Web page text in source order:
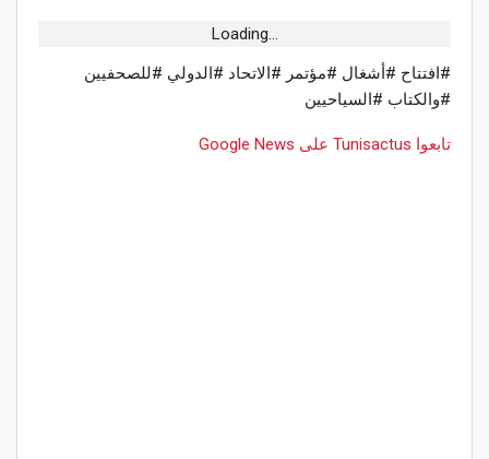
Loading...
#افتتاح #أشغال #مؤتمر #الاتحاد #الدولي #للصحفيين
#والكتاب #السياحيين
تابعوا Tunisactus على Google News